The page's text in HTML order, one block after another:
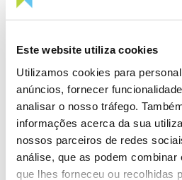
Este website utiliza cookies
Utilizamos cookies para
anúncios, fornecer
analisar o nosso tráfego.
informações acerca da sua
nossos parceiros de redes
análise, que as podem
que lhes forneceu ou recolhidas